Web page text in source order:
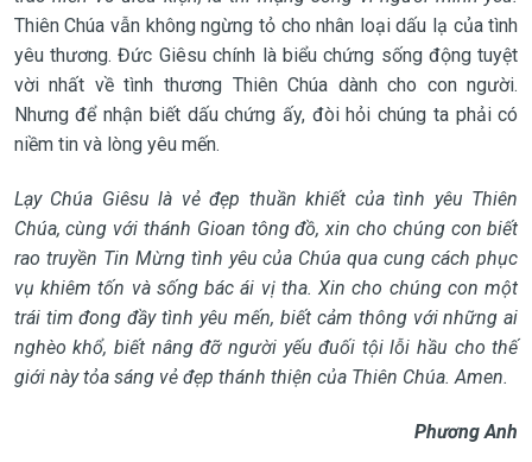
Thiên Chúa vẫn không ngừng tỏ cho nhân loại dấu lạ của tình
yêu thương. Đức Giêsu chính là biểu chứng sống động tuyệt
vời nhất về tình thương Thiên Chúa dành cho con người.
Nhưng để nhận biết dấu chứng ấy, đòi hỏi chúng ta phải có
niềm tin và lòng yêu mến.
Lạy Chúa Giêsu là vẻ đẹp thuần khiết của tình yêu Thiên
Chúa, cùng với thánh Gioan tông đồ, xin cho chúng con biết
rao truyền Tin Mừng tình yêu của Chúa qua cung cách phục
vụ khiêm tốn và sống bác ái vị tha. Xin cho chúng con một
trái tim đong đầy tình yêu mến, biết cảm thông với những ai
nghèo khổ, biết nâng đỡ người yếu đuối tội lỗi hầu cho thế
giới này tỏa sáng vẻ đẹp thánh thiện của Thiên Chúa. Amen.
Phương Anh